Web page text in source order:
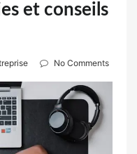
et conseils
No Comments